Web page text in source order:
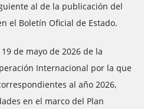
al de la publicación del
el Boletín Oficial de Estado.
de mayo de 2026 de la
Internacional por la que
al año 2026,
en el marco del Plan